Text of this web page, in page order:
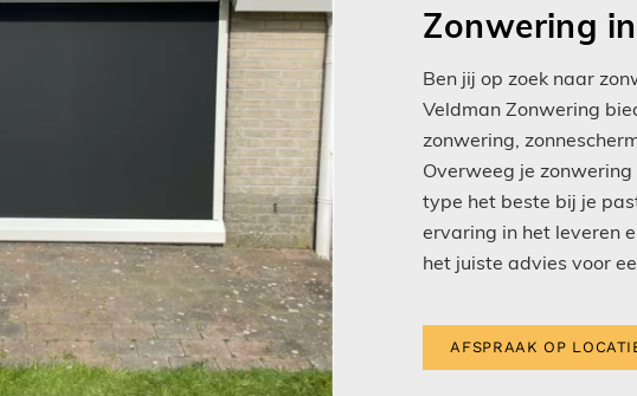
Zonwering
Ben jij op zoek naar
Veldman Zonwering
zonwering,
Overweeg je
type het beste bij je
ervaring in het leveren
het juiste advies voor
AFSPRAAK OP